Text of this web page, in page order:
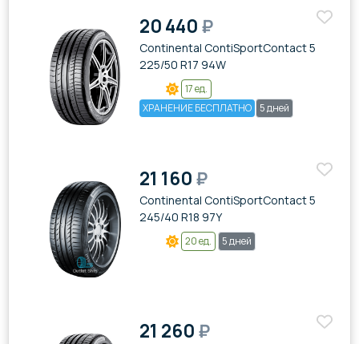
20 440₽
Continental ContiSportContact 5
225/50 R17 94W
17 ед.
ХРАНЕНИЕ БЕСПЛАТНО
5 дней
21 160₽
Continental ContiSportContact 5
245/40 R18 97Y
20 ед. 5 дней
21 260₽